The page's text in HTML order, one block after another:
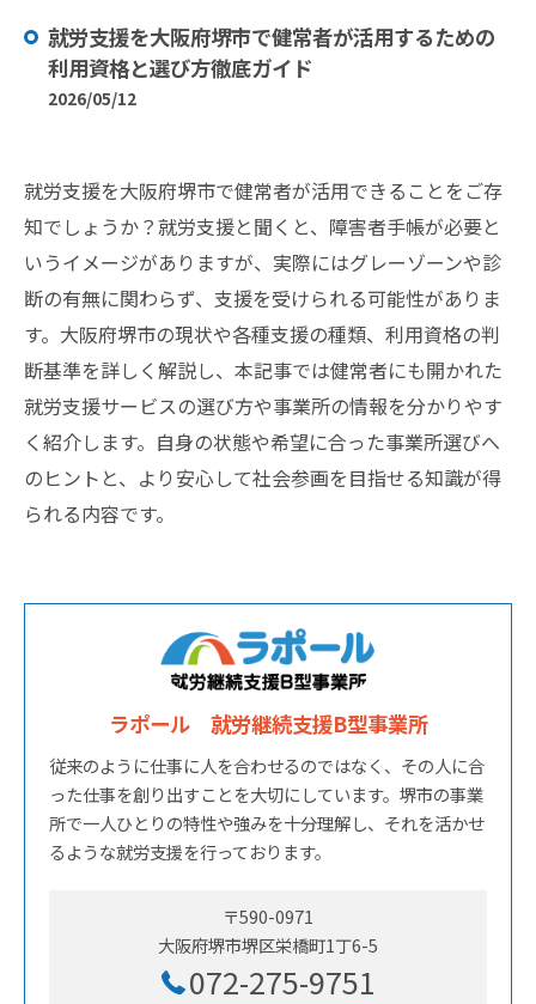
就労支援を大阪府堺市で健常者が活用するための
利用資格と選び方徹底ガイド
2026/05/12
就労支援を大阪府堺市で健常者が活用できることをご存
知でしょうか？就労支援と聞くと、障害者手帳が必要と
いうイメージがありますが、実際にはグレーゾーンや診
断の有無に関わらず、支援を受けられる可能性がありま
す。大阪府堺市の現状や各種支援の種類、利用資格の判
断基準を詳しく解説し、本記事では健常者にも開かれた
就労支援サービスの選び方や事業所の情報を分かりやす
く紹介します。自身の状態や希望に合った事業所選びへ
のヒントと、より安心して社会参画を目指せる知識が得
られる内容です。
ラポール 就労継続支援B型事業所
従来のように仕事に人を合わせるのではなく、その人に合
った仕事を創り出すことを大切にしています。堺市の事業
所で一人ひとりの特性や強みを十分理解し、それを活かせ
るような就労支援を行っております。
〒590-0971
大阪府堺市堺区栄橋町1丁6-5
072-275-9751